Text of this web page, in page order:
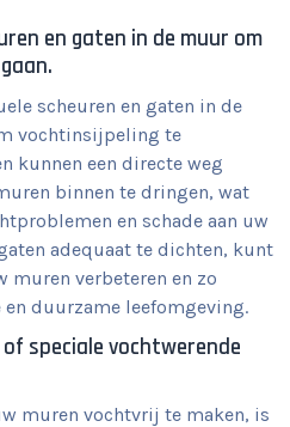
en gaten in de muur om
scheuren en gaten in de
vochtinsijpeling te
kunnen een directe weg
binnen te dringen, wat
en schade aan uw
adequaat te dichten, kunt
muren verbeteren en zo
en duurzame leefomgeving.
speciale vochtwerende
muren vochtvrij te maken, is